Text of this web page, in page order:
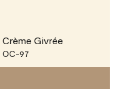
Crème Givrée
OC-97